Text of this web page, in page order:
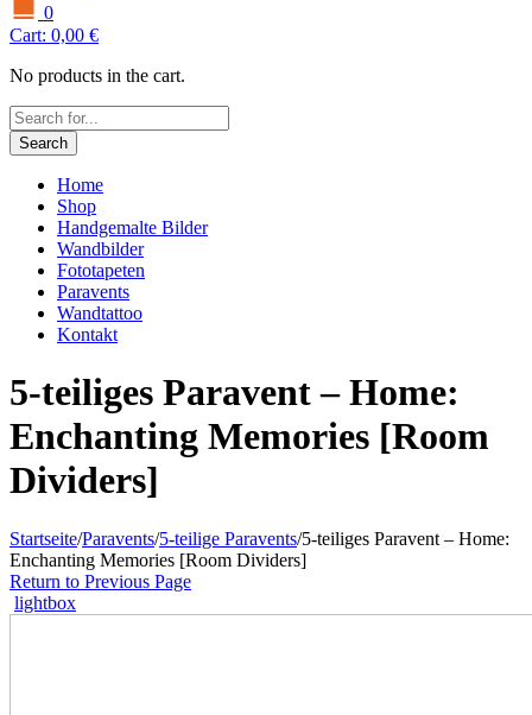
0
Cart: 0,00 €
No products in the cart.
Search
Home
Shop
Handgemalte Bilder
Wandbilder
Fototapeten
Paravents
Wandtattoo
Kontakt
5-teiliges Paravent – Home:
Enchanting Memories [Room
Dividers]
Startseite/Paravents/5-teilige Paravents/5-teiliges Paravent – Home:
Enchanting Memories [Room Dividers]
Return to Previous Page
lightbox